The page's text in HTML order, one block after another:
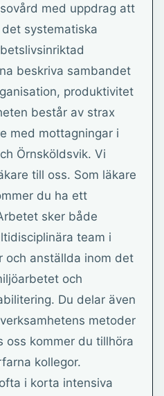
med uppdrag att
systematiska
beskriva sambandet
produktivitet
består av strax
med mottagningar i
Örnsköldsvik. Vi
till oss. Som läkare
du ha ett
sker både
team i
och anställda inom det
och
Du delar även
metoder
oss kommer du tillhöra
kollegor.
i korta intensiva